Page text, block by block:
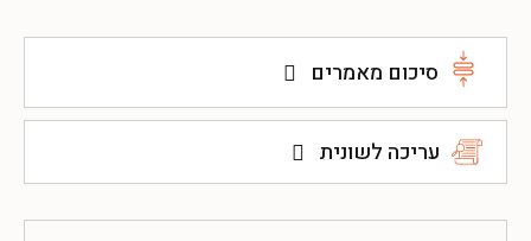
סיכום מאמרים
עריכה לשונית